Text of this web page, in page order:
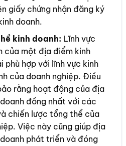
giấy chứng nhận đăng ký
doanh.
kinh doanh: Lĩnh vực
của một địa điểm kinh
phù hợp với lĩnh vực kinh
của doanh nghiệp. Điều
rằng hoạt động của địa
đồng nhất với các
chiến lược tổng thể của
Việc này cũng giúp địa
phát triển và đóng